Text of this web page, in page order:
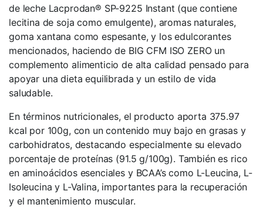
de leche Lacprodan® SP-9225 Instant (que contiene
lecitina de soja como emulgente), aromas naturales,
goma xantana como espesante, y los edulcorantes
mencionados, haciendo de BIG CFM ISO ZERO un
complemento alimenticio de alta calidad pensado para
apoyar una dieta equilibrada y un estilo de vida
saludable.
En términos nutricionales, el producto aporta 375.97
kcal por 100g, con un contenido muy bajo en grasas y
carbohidratos, destacando especialmente su elevado
porcentaje de proteínas (91.5 g/100g). También es rico
en aminoácidos esenciales y BCAA’s como L-Leucina, L-
Isoleucina y L-Valina, importantes para la recuperación
y el mantenimiento muscular.